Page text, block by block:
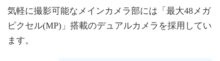
気軽に撮影可能なメインカメラ部には「最大48メガ
ピクセル(MP)」搭載のデュアルカメラを採用してい
ます。